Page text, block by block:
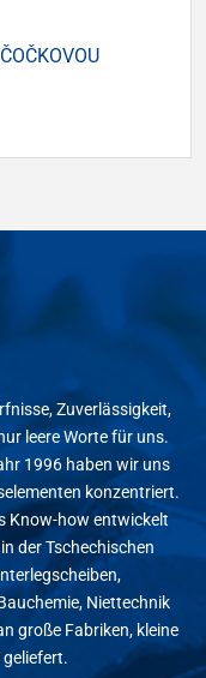
Zuverlässigkeit,
leere Worte für uns.
1996 haben wir uns
konzentriert.
Know-how entwickelt
der Tschechischen
Niettechnik
große Fabriken, kleine
geliefert.